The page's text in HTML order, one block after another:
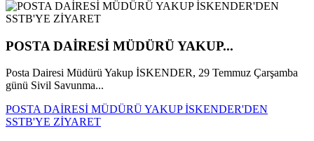
POSTA DAİRESİ MÜDÜRÜ YAKUP...
Posta Dairesi Müdürü Yakup İSKENDER, 29 Temmuz Çarşamba
günü Sivil Savunma...
POSTA DAİRESİ MÜDÜRÜ YAKUP İSKENDER'DEN
SSTB'YE ZİYARET